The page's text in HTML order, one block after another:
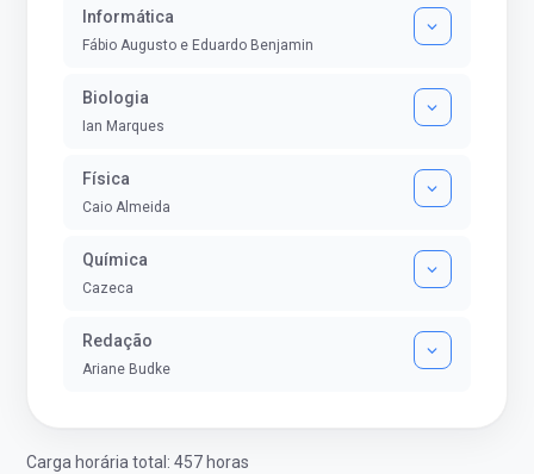
Informática
Fábio Augusto e Eduardo Benjamin
Biologia
Ian Marques
Física
Caio Almeida
Química
Cazeca
Redação
Ariane Budke
Carga horária total: 457 horas